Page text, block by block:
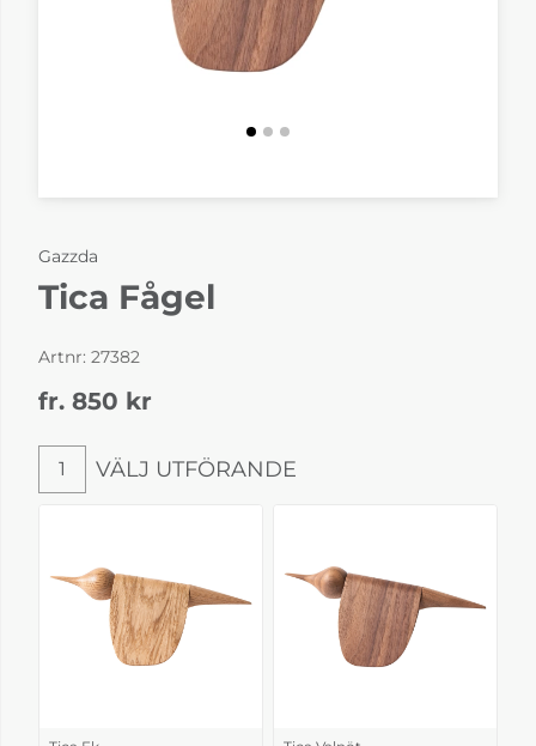
Gazzda
Tica Fågel
Artnr: 27382
fr. 850 kr
Välj utförande
1 VÄLJ UTFÖRANDE